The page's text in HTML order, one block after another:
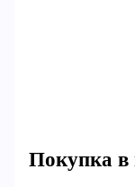
Покупка в